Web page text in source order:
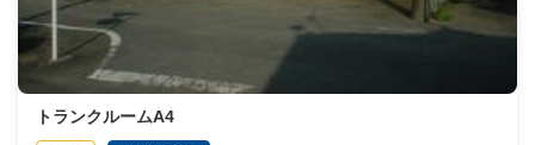
トランクルームA4